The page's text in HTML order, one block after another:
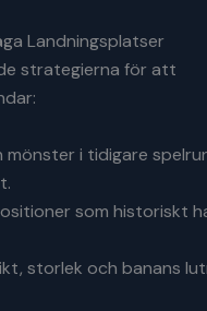
Landningsplatser
strategierna för att
mönster i tidigare
som historiskt
storlek och banans